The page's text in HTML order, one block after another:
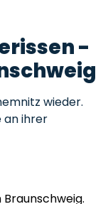
-
wieder.
an ihrer